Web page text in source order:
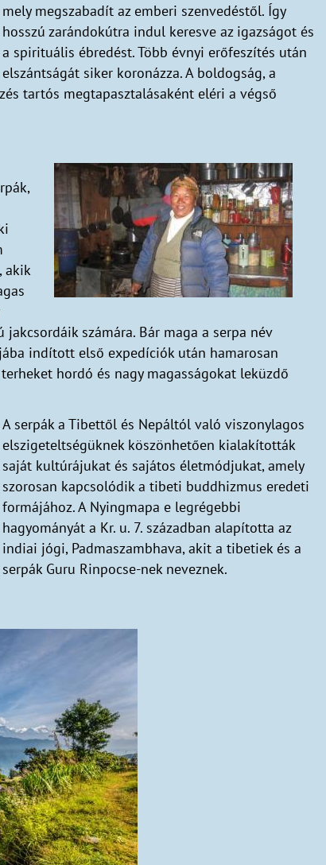
mely megszabadít az emberi szenvedéstől. Így
hosszú zarándokútra indul keresve az igazságot és
a spirituális ébredést. Több évnyi erőfeszítés után
elszántságát siker koronázza. A boldogság, a
tartós megtapasztalásaként eléri a végső
akik
számára. Bár maga a serpa név
indított első expedíciók után hamarosan
hordó és nagy magasságokat leküzdő
A serpák a Tibettől és Nepáltól való viszonylagos
elszigeteltségüknek köszönhetően kialakították
saját kultúrájukat és sajátos életmódjukat, amely
szorosan kapcsolódik a tibeti buddhizmus eredeti
formájához. A Nyingmapa e legrégebbi
hagyományát a Kr. u. 7. században alapította az
indiai jógi, Padmaszambhava, akit a tibetiek és a
serpák Guru Rinpocse-nek neveznek.